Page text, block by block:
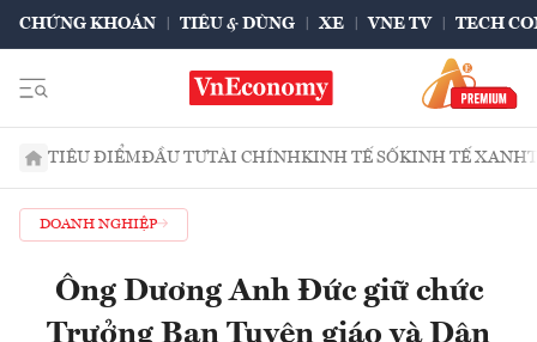
CHỨNG KHOÁN TIÊU & DÙNG XE VNE TV TECH
TIÊU ĐIỂMĐẦU TƯTÀI CHÍNHKINH TẾ SỐKINH TẾ XANH
DOANH NGHIỆP
Ông Dương Anh Đức giữ chức
Trưởng Ban Tuyên giáo và Dân